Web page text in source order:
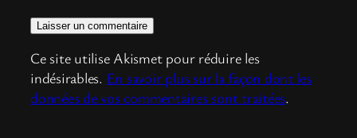
Ce site utilise Akismet pour réduire les
indésirables. En savoir plus sur la façon dont les
données de vos commentaires sont traitées.